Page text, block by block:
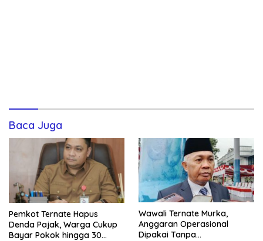
Baca Juga
Pemkot Ternate Hapus
Denda Pajak, Warga Cukup
Bayar Pokok hingga 30
Wawali Ternate Murka,
Anggaran Operasional
Dipakai Tanpa